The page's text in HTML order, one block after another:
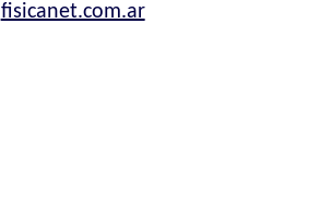
fisicanet.com.ar